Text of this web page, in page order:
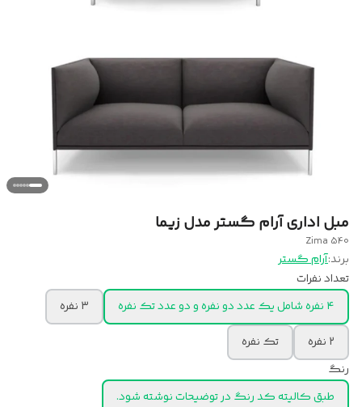
مبل اداری آرام گستر مدل زیما
Zima 540
برند:آرام گستر
تعداد نفرات
۴ نفره شامل یک عدد دو نفره و دو عدد تک نفره
۳ نفره
۲ نفره
تک نفره
رنگ
طبق کالیته کد رنگ در توضیحات نوشته شود.